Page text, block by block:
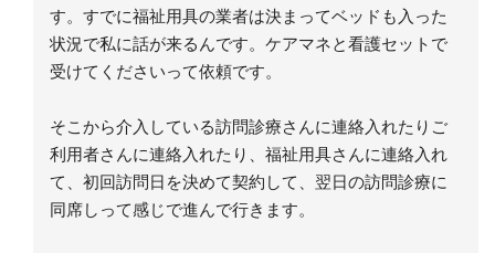
す。すでに福祉用具の業者は決まってベッドも入った
状況で私に話が来るんです。ケアマネと看護セットで
受けてくださいって依頼です。
そこから介入している訪問診療さんに連絡入れたりご
利用者さんに連絡入れたり、福祉用具さんに連絡入れ
て、初回訪問日を決めて契約して、翌日の訪問診療に
同席しって感じで進んで行きます。